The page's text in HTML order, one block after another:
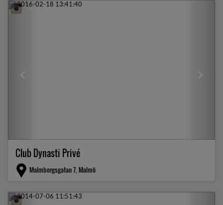
Previous
Club Dynasti Privé
Malmborgsgatan 7, Malmö
Previous